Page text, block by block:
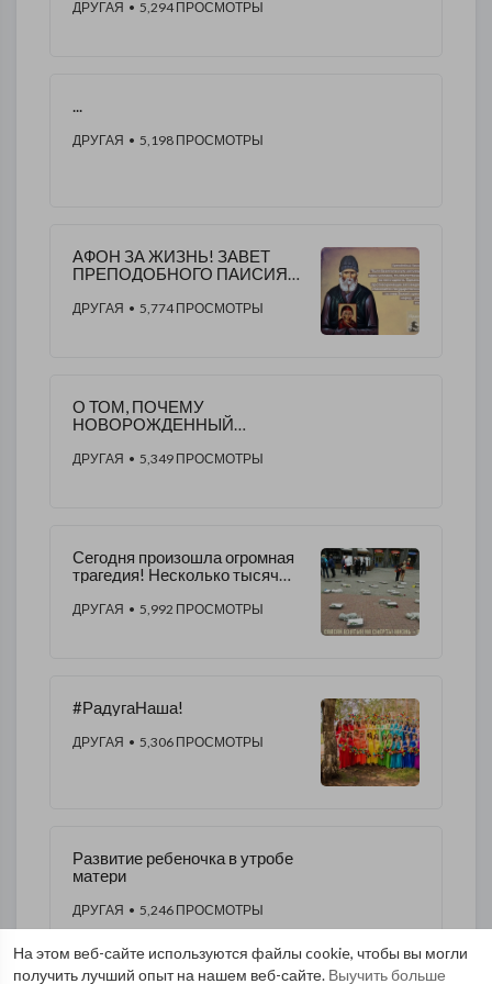
На этом веб-сайте используются файлы cookie, чтобы вы могли
получить лучший опыт на нашем веб-сайте. Выучить больше
ДРУГАЯ • 5,294 ПРОСМОТРЫ
...
ДРУГАЯ • 5,198 ПРОСМОТРЫ
АФОН ЗА ЖИЗНЬ! ЗАВЕТ
ПРЕПОДОБНОГО ПАИСИЯ
ДРУГАЯ • 5,774 ПРОСМОТРЫ
​О ТОМ, ПОЧЕМУ
НОВОРОЖДЕННЫЙ
ПЯТЬ ЧАСОВ И ПОЧЕМУ В
ДРУГАЯ • 5,349 ПРОСМОТРЫ
Сегодня произошла огромная
трагедия! Несколько тысяч
ДРУГАЯ • 5,992 ПРОСМОТРЫ
#‎РадугаНаша‬!
ДРУГАЯ • 5,306 ПРОСМОТРЫ
Развитие ребеночка в утробе
матери
ДРУГАЯ • 5,246 ПРОСМОТРЫ